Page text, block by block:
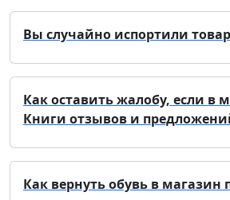
Вы случайно испортили
Как оставить жалобу, если в
Книги отзывов и
Как вернуть обувь в магазин